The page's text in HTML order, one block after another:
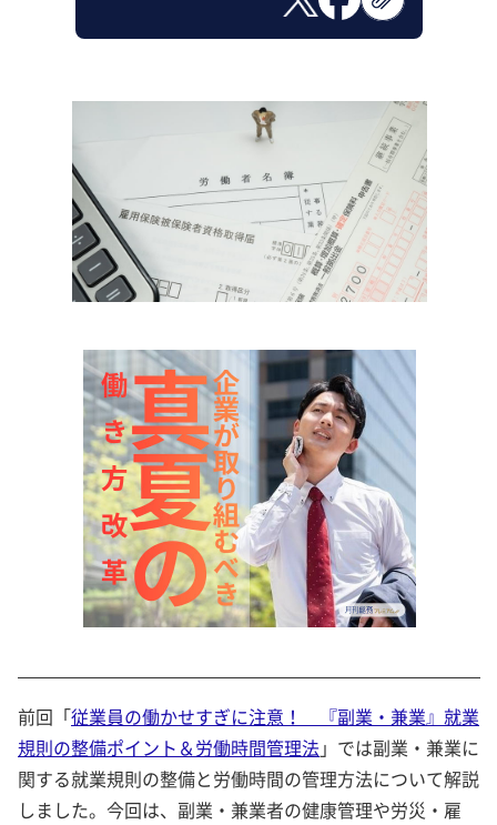
前回「従業員の働かせすぎに注意！ 『副業・兼業』就業
規則の整備ポイント＆労働時間管理法」では副業・兼業に
関する就業規則の整備と労働時間の管理方法について解説
しました。今回は、副業・兼業者の健康管理や労災・雇